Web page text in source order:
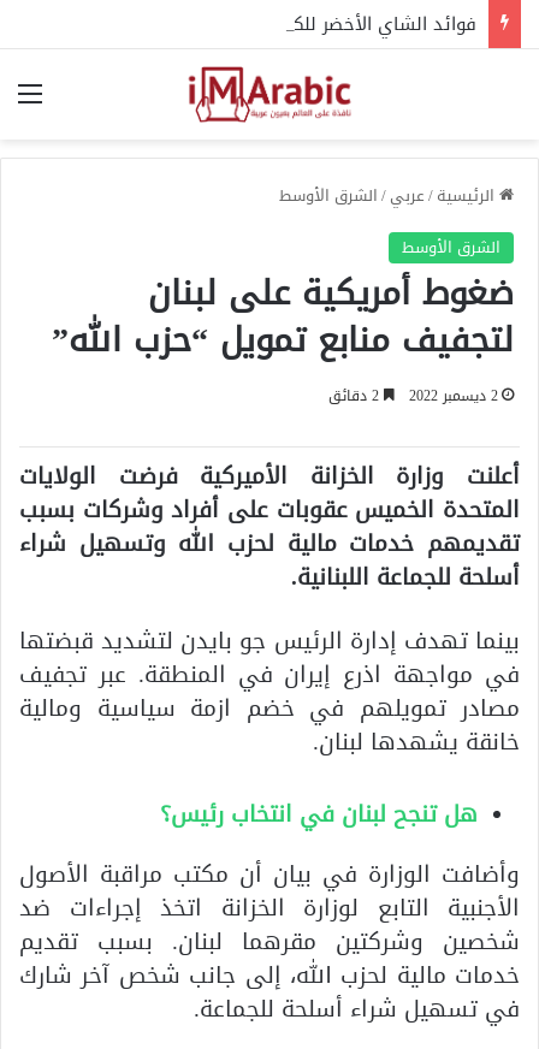
الرئيسية/عربي/الشرق الأوسط
الشرق الأوسط
ضغوط أمريكية على لبنان
لتجفيف منابع تمويل “حزب الله”
2 ديسمبر 2022
أعلنت وزارة الخزانة الأميركية فرضت الولايات
المتحدة الخميس عقوبات على أفراد وشركات بسبب
تقديمهم خدمات مالية لحزب الله وتسهيل شراء
أسلحة للجماعة اللبنانية.
بينما تهدف إدارة الرئيس جو بايدن لتشديد قبضتها
في مواجهة اذرع إيران في المنطقة. عبر تجفيف
مصادر تمويلهم في خضم ازمة سياسية ومالية
خانقة يشهدها لبنان.
هل تنجح لبنان في انتخاب رئيس؟
وأضافت الوزارة في بيان أن مكتب مراقبة الأصول
الأجنبية التابع لوزارة الخزانة اتخذ إجراءات ضد
شخصين وشركتين مقرهما لبنان. بسبب تقديم
خدمات مالية لحزب الله، إلى جانب شخص آخر شارك
في تسهيل شراء أسلحة للجماعة.